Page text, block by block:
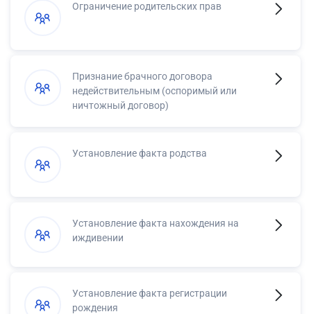
Ограничение родительских прав
Признание брачного договора
недействительным (оспоримый или
ничтожный договор)
Установление факта родства
Установление факта нахождения на
иждивении
Установление факта регистрации
рождения